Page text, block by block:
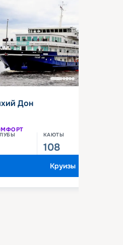
Дон
КАЮТЫ
108
Круизы